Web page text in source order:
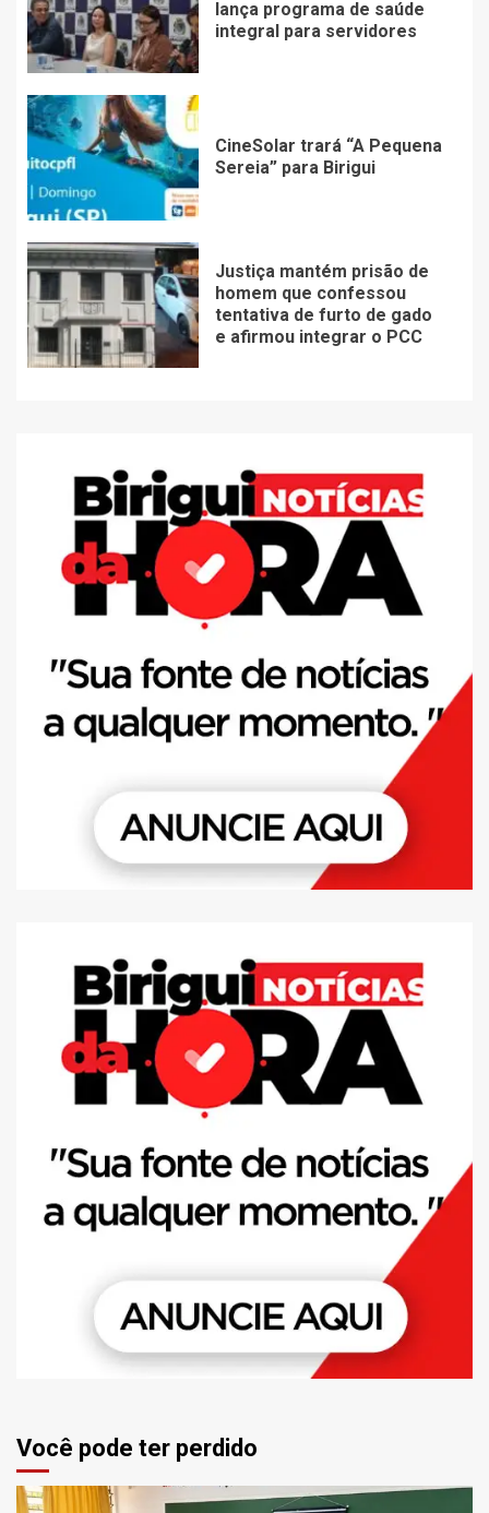
lança programa de saúde
integral para servidores
CineSolar trará “A Pequena
Sereia” para Birigui
Justiça mantém prisão de
homem que confessou
tentativa de furto de gado
e afirmou integrar o PCC
Você pode ter perdido